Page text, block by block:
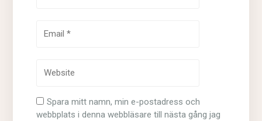
Spara mitt namn, min e-postadress och
webbplats i denna webbläsare till nästa gång jag